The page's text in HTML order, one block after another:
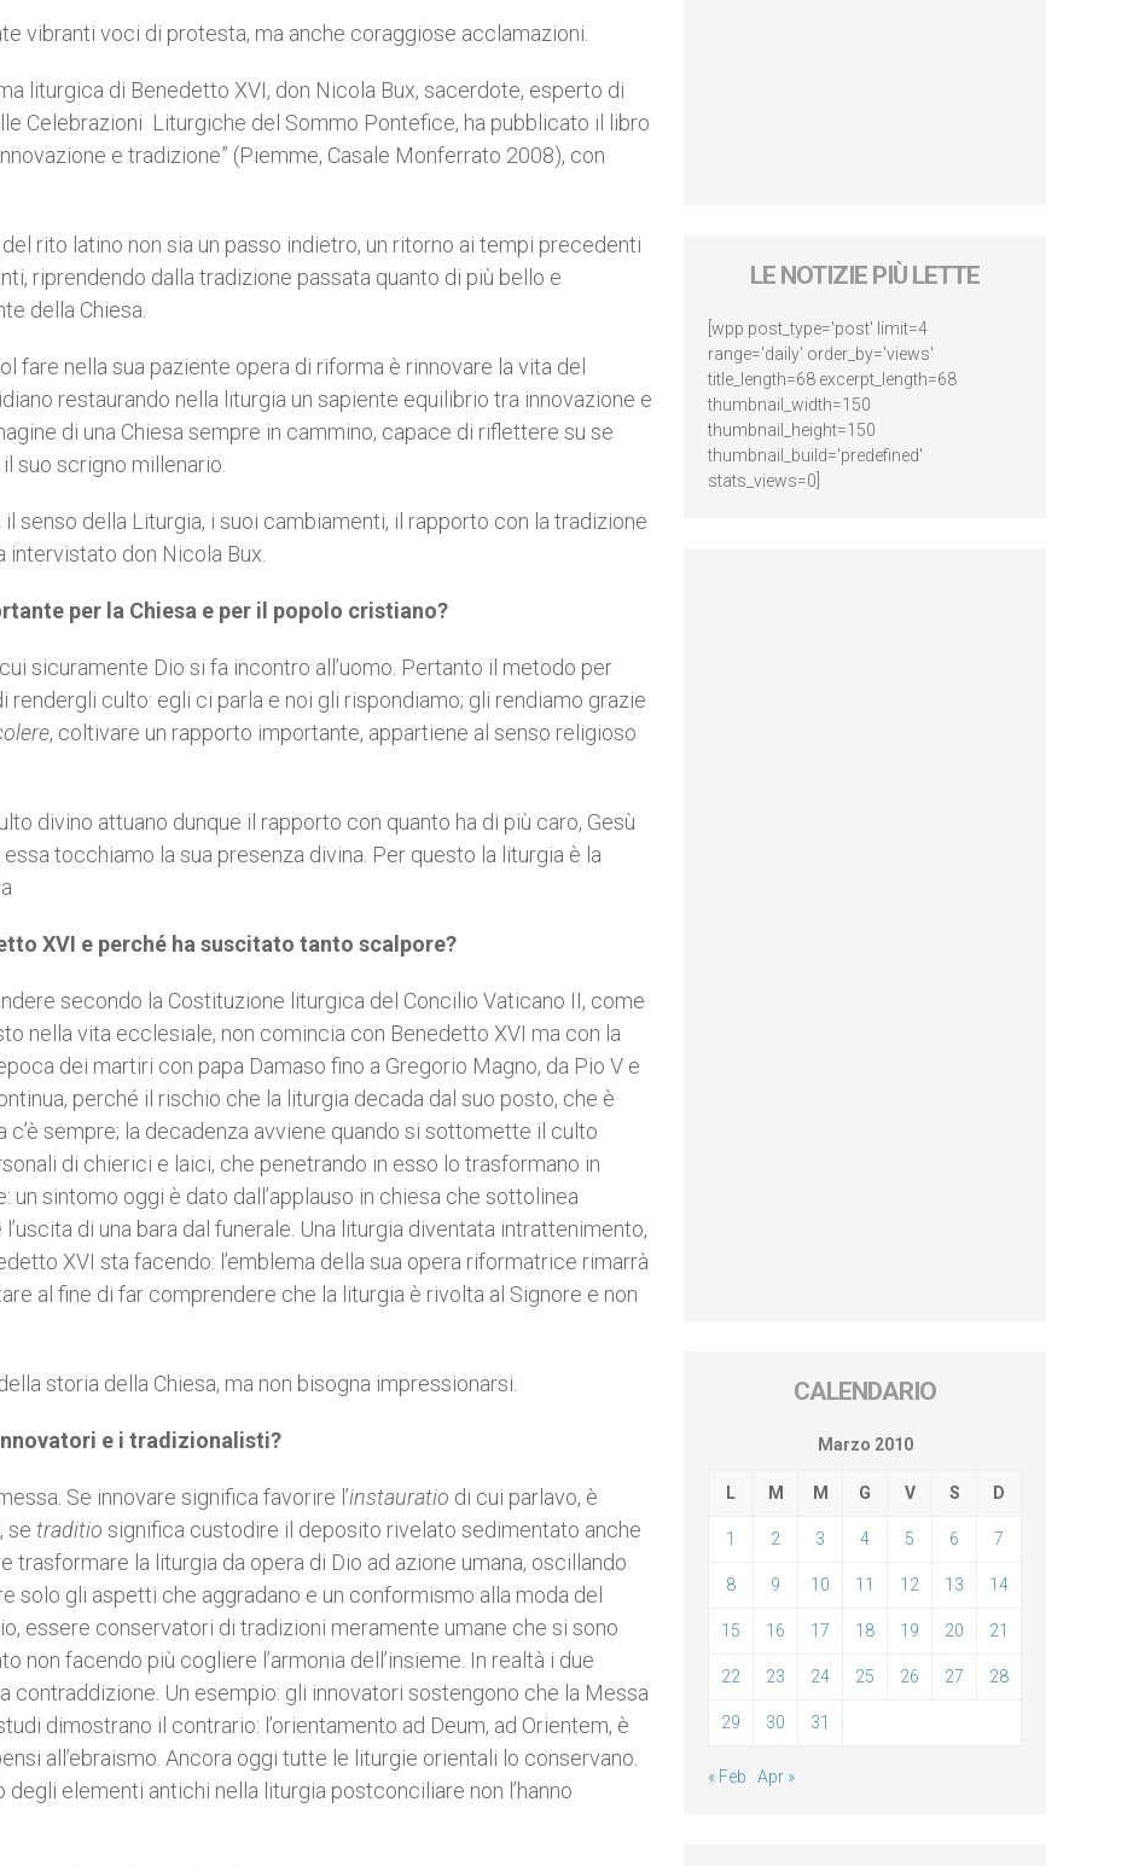
vibranti voci di protesta, ma anche coraggiose acclamazioni.
liturgica di Benedetto XVI, don Nicola Bux, sacerdote, esperto di
Celebrazioni Liturgiche del Sommo Pontefice, ha pubblicato il libro
e tradizione” (Piemme, Casale Monferrato 2008), con
rito latino non sia un passo indietro, un ritorno ai tempi precedenti
riprendendo dalla tradizione passata quanto di più bello e
della Chiesa.
fare nella sua paziente opera di riforma è rinnovare la vita del
restaurando nella liturgia un sapiente equilibrio tra innovazione e
di una Chiesa sempre in cammino, capace di riflettere su se
suo scrigno millenario.
senso della Liturgia, i suoi cambiamenti, il rapporto con la tradizione
intervistato don Nicola Bux.
per la Chiesa e per il popolo cristiano?
sicuramente Dio si fa incontro all’uomo. Pertanto il metodo per
culto: egli ci parla e noi gli rispondiamo; gli rendiamo grazie
, coltivare un rapporto importante, appartiene al senso religioso
divino attuano dunque il rapporto con quanto ha di più caro, Gesù
tocchiamo la sua presenza divina. Per questo la liturgia è la
XVI e perché ha suscitato tanto scalpore?
secondo la Costituzione liturgica del Concilio Vaticano II, come
nella vita ecclesiale, non comincia con Benedetto XVI ma con la
dei martiri con papa Damaso fino a Gregorio Magno, da Pio V e
perché il rischio che la liturgia decada dal suo posto, che è
sempre; la decadenza avviene quando si sottomette il culto
di chierici e laici, che penetrando in esso lo trasformano in
sintomo oggi è dato dall’applauso in chiesa che sottolinea
di una bara dal funerale. Una liturgia diventata intrattenimento,
XVI sta facendo: l’emblema della sua opera riformatrice rimarrà
al fine di far comprendere che la liturgia è rivolta al Signore e non
storia della Chiesa, ma non bisogna impressionarsi.
e i tradizionalisti?
Se innovare significa favorire l’instauratio di cui parlavo, è
se traditio significa custodire il deposito rivelato sedimentato anche
trasformare la liturgia da opera di Dio ad azione umana, oscillando
solo gli aspetti che aggradano e un conformismo alla moda del
essere conservatori di tradizioni meramente umane che si sono
non facendo più cogliere l’armonia dell’insieme. In realtà i due
Un esempio: gli innovatori sostengono che la Messa
dimostrano il contrario: l’orientamento ad Deum, ad Orientem, è
all’ebraismo. Ancora oggi tutte le liturgie orientali lo conservano.
elementi antichi nella liturgia postconciliare non l’hanno
LE NOTIZIE PIÙ LETTE
[wpp post_type='post' limit=4
range='daily' order_by='views'
title_length=68 excerpt_length=68
thumbnail_width=150
thumbnail_height=150
thumbnail_build='predefined'
stats_views=0]
CALENDARIO
Marzo 2010
L M M G V S D
1 2 3 4 5 6 7
8 9 10 11 12 13 14
15 16 17 18 19 20 21
22 23 24 25 26 27 28
29 30 31
« Feb Apr »